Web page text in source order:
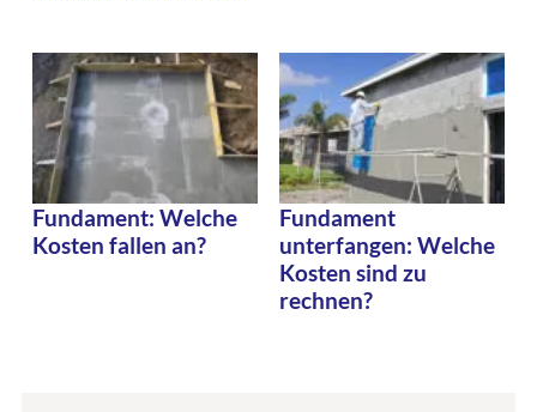
Fundament: Welche
Kosten fallen an?
Fundament
unterfangen: Welche
Kosten sind zu
rechnen?